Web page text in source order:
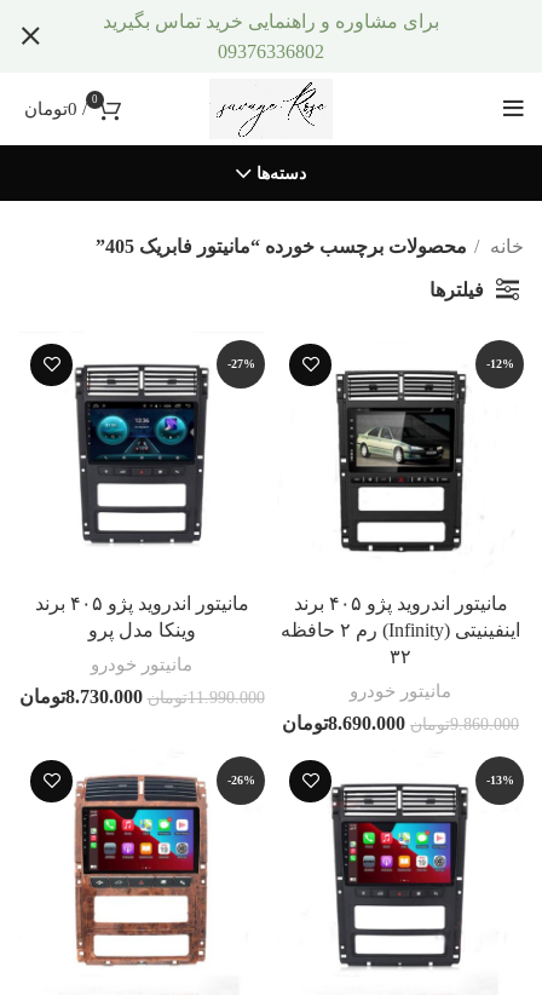
0
/
0تومان
دسته‌ها
خانه محصولات برچسب خورده “مانیتور فابریک 405”
فیلترها
-12%
مانیتور اندروید پژو ۴۰۵ برند
اینفینیتی (Infinity) رم ۲ حافظه
۳۲
مانیتور خودرو
9.860.000تومان 8.690.000تومان
-27%
مانیتور اندروید پژو ۴۰۵ برند
وینکا مدل پرو
مانیتور خودرو
11.990.000تومان 8.730.000تومان
-13%
-26%
برای مشاوره و راهنمایی خرید تماس بگیرید
09376336802